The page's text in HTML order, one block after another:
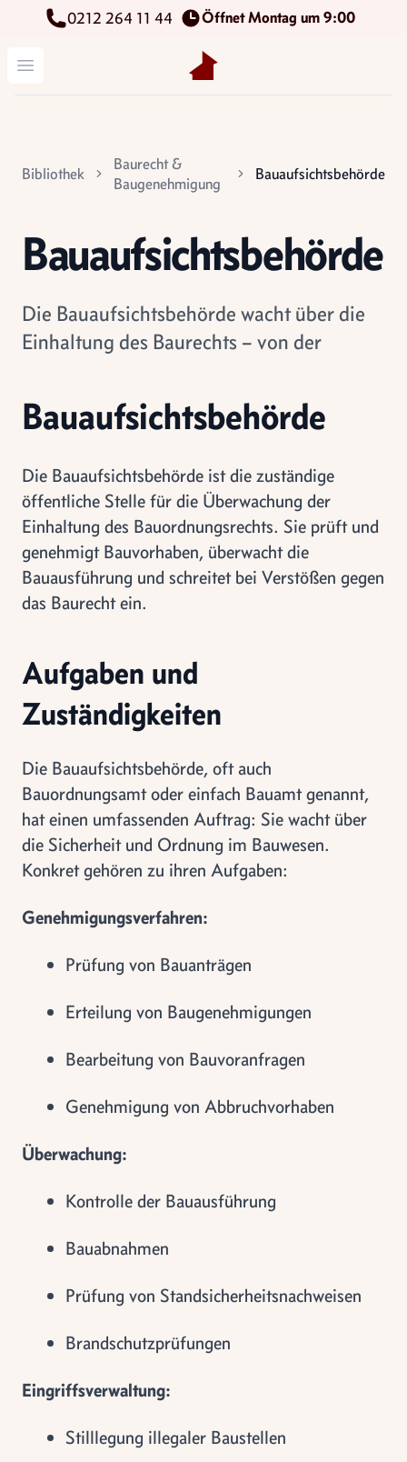
0212 264 11 44 Öffnet Montag um 9:00
Menü öffnen Kettenbach Immobilien GmbH
Bibliothek
Baurecht &
Baugenehmigung
Bauaufsichtsbehörde
Bauaufsichtsbehörde
Die Bauaufsichtsbehörde wacht über die
Einhaltung des Baurechts – von der
Bauaufsichtsbehörde
Die Bauaufsichtsbehörde ist die zuständige
öffentliche Stelle für die Überwachung der
Einhaltung des Bauordnungsrechts. Sie prüft und
genehmigt Bauvorhaben, überwacht die
Bauausführung und schreitet bei Verstößen gegen
das Baurecht ein.
Aufgaben und
Zuständigkeiten
Die Bauaufsichtsbehörde, oft auch
Bauordnungsamt oder einfach Bauamt genannt,
hat einen umfassenden Auftrag: Sie wacht über
die Sicherheit und Ordnung im Bauwesen.
Konkret gehören zu ihren Aufgaben:
Genehmigungsverfahren:
Prüfung von Bauanträgen
Erteilung von Baugenehmigungen
Bearbeitung von Bauvoranfragen
Genehmigung von Abbruchvorhaben
Überwachung:
Kontrolle der Bauausführung
Bauabnahmen
Prüfung von Standsicherheitsnachweisen
Brandschutzprüfungen
Eingriffsverwaltung:
Stilllegung illegaler Baustellen